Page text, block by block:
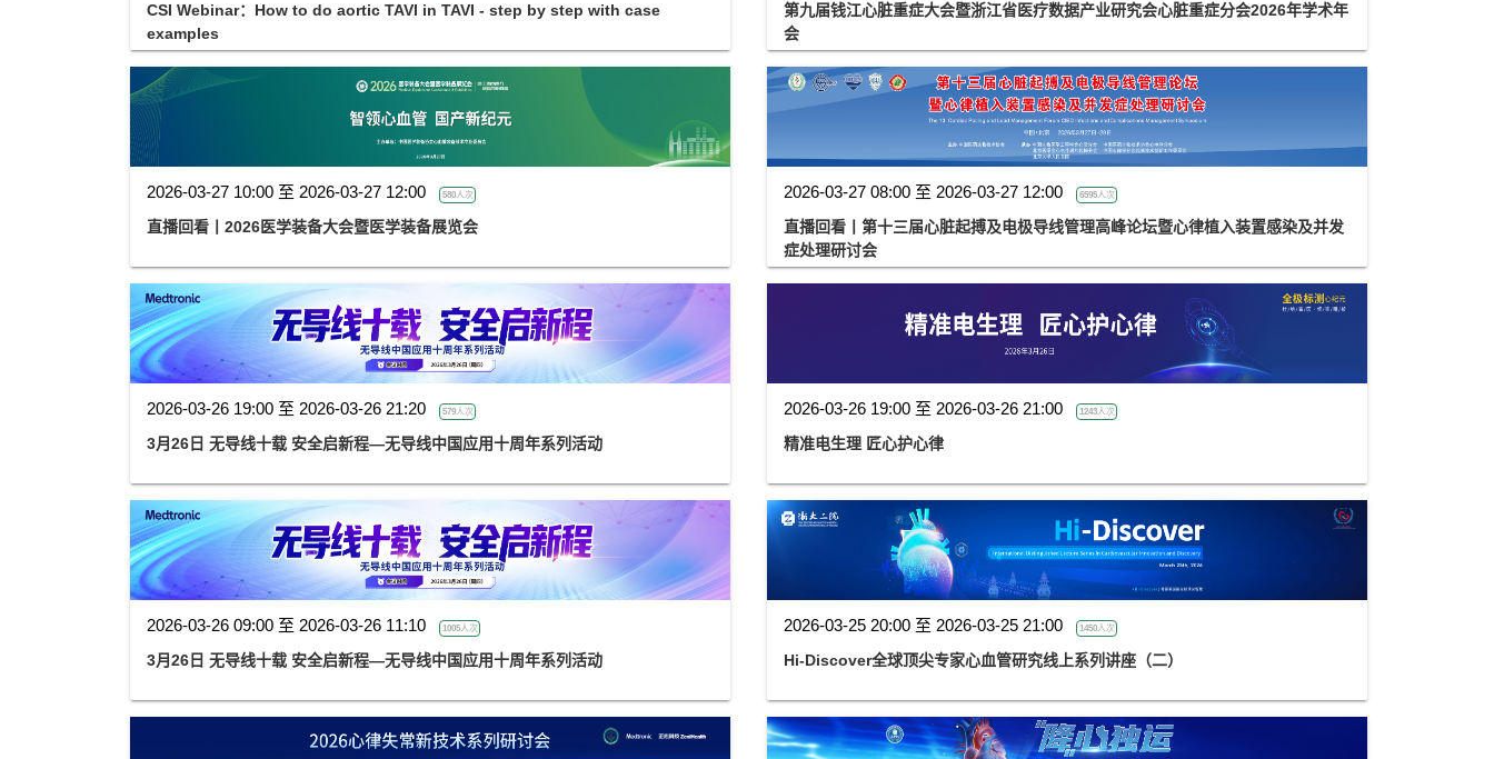
CSI Webinar：How to do aortic TAVI in TAVI - step by step with case
examples
第九届钱江心脏重症大会暨浙江省医疗数据产业研究会心脏重症分会2026年学术年
会
2026-03-27 10:00 至 2026-03-27 12:00 580人次
直播回看丨2026医学装备大会暨医学装备展览会
2026-03-27 08:00 至 2026-03-27 12:00 6595人次
直播回看丨第十三届心脏起搏及电极导线管理高峰论坛暨心律植入装置感染及并发
症处理研讨会
2026-03-26 19:00 至 2026-03-26 21:20 579人次
3月26日 无导线十载 安全启新程—无导线中国应用十周年系列活动
2026-03-26 19:00 至 2026-03-26 21:00 1243人次
精准电生理 匠心护心律
2026-03-26 09:00 至 2026-03-26 11:10 1005人次
3月26日 无导线十载 安全启新程—无导线中国应用十周年系列活动
2026-03-25 20:00 至 2026-03-25 21:00 1450人次
Hi-Discover全球顶尖专家心血管研究线上系列讲座（二）